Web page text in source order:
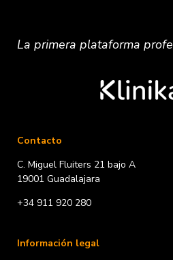
La primera plataforma
Contacto
C. Miguel Fluiters 21 bajo A
19001 Guadalajara
+34 911 920 280
Información legal